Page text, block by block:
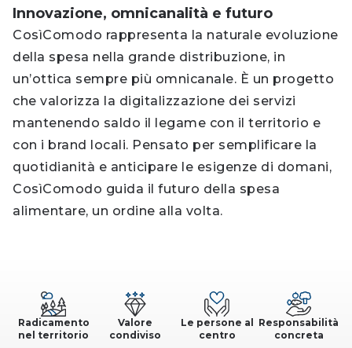
Innovazione, omnicanalità e futuro
CosìComodo rappresenta la naturale evoluzione
della spesa nella grande distribuzione, in
un’ottica sempre più omnicanale. È un progetto
che valorizza la digitalizzazione dei servizi
mantenendo saldo il legame con il territorio e
con i brand locali. Pensato per semplificare la
quotidianità e anticipare le esigenze di domani,
CosìComodo guida il futuro della spesa
alimentare, un ordine alla volta.
Radicamento
nel territorio
Valore
condiviso
Le persone al
centro
Responsabilità
concreta